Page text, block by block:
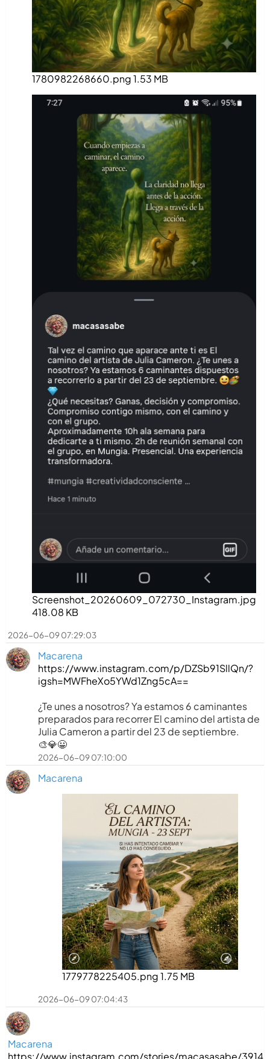
1780982268660.png1.53 MB
Screenshot_20260609_072730_Instagram.jpg
418.08 KB
2026-06-09 07:29:03
Macarena
https://www.instagram.com/p/DZSb91SllQn/?
igsh=MWFheXo5YWd1Zng5cA==
¿Te unes a nosotros? Ya estamos 6 caminantes
preparados para recorrer El camino del artista de
Julia Cameron a partir del 23 de septiembre.
🎨💎😀
2026-06-09 07:10:00
Macarena
1779778225405.png1.75 MB
2026-06-09 07:04:43
Macarena
https://www.instagram.com/stories/macasasabe/